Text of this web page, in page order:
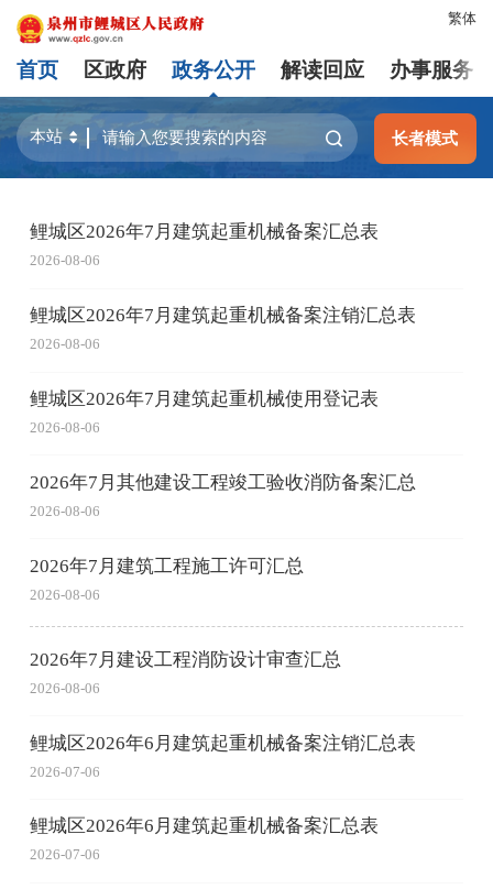
繁体
首页 区政府 政务公开 解读回应 办事服务
长者模式
鲤城区2026年7月建筑起重机械备案汇总表
2026-08-06
鲤城区2026年7月建筑起重机械备案注销汇总表
2026-08-06
鲤城区2026年7月建筑起重机械使用登记表
2026-08-06
2026年7月其他建设工程竣工验收消防备案汇总
2026-08-06
2026年7月建筑工程施工许可汇总
2026-08-06
2026年7月建设工程消防设计审查汇总
2026-08-06
鲤城区2026年6月建筑起重机械备案注销汇总表
2026-07-06
鲤城区2026年6月建筑起重机械备案汇总表
2026-07-06